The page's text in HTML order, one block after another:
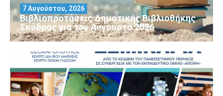
Βιβλιοπροτάσεις Δημοτικής Βιβλιοθήκης
Σκύδρας για τον Αύγούστο 2026
7 Αυγούστου, 2026